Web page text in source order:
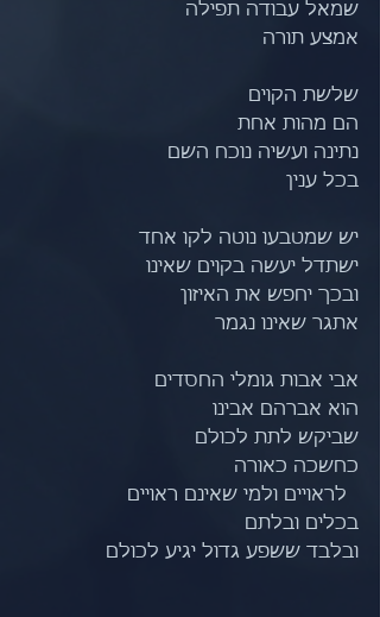
שמאל עבודה תפילה
אמצע תורה
שלשת הקוים
הם מהות אחת
נתינה ועשיה נוכח השם
בכל ענין
יש שמטבעו נוטה לקו אחד
ישתדל יעשה בקוים שאינו
ובכך יחפש את האיזון
אתגר שאינו נגמר
אבי אבות גומלי החסדים
הוא אברהם אבינו
שביקש לתת לכולם
כחשכה כאורה
בכלים ובלתם
ובלבד ששפע גדול יגיע לכולם